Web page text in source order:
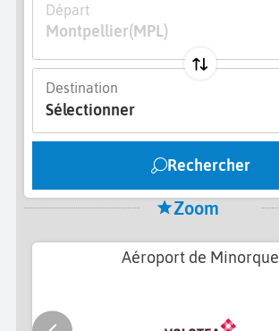
Départ
Montpellier(MPL)
Destination
Sélectionner
Rechercher
Zoom
Aéroport de Minorque